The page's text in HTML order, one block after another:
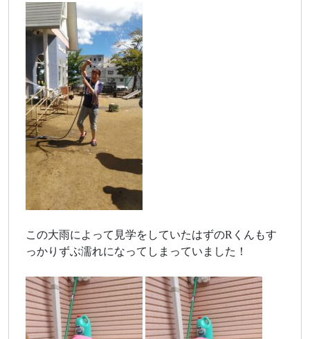
この大雨によって見学をしていたはずのRくんもす
っかりずぶ濡れになってしまっていました！